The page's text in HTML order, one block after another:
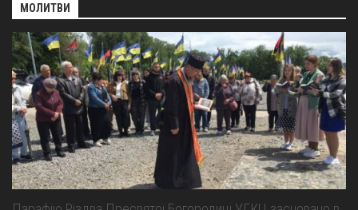
МОЛИТВИ